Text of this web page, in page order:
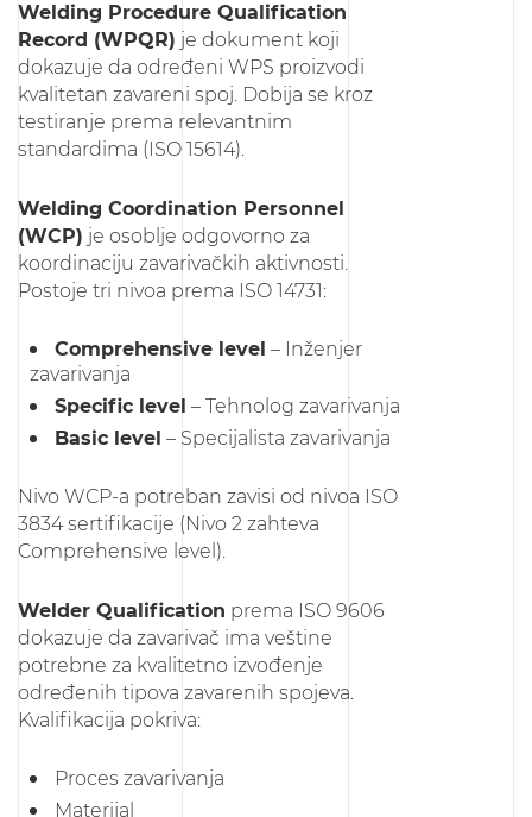
Welding Procedure Qualification
Record (WPQR) je dokument koji
dokazuje da određeni WPS proizvodi
kvalitetan zavareni spoj. Dobija se kroz
testiranje prema relevantnim
standardima (ISO 15614).
Welding Coordination Personnel
(WCP) je osoblje odgovorno za
koordinaciju zavarivačkih aktivnosti.
Postoje tri nivoa prema ISO 14731:
Comprehensive level – Inženjer
zavarivanja
Specific level – Tehnolog zavarivanja
Basic level – Specijalista zavarivanja
Nivo WCP-a potreban zavisi od nivoa ISO
3834 sertifikacije (Nivo 2 zahteva
Comprehensive level).
Welder Qualification prema ISO 9606
dokazuje da zavarivač ima veštine
potrebne za kvalitetno izvođenje
određenih tipova zavarenih spojeva.
Kvalifikacija pokriva:
Proces zavarivanja
Materijal